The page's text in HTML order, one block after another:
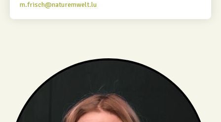
m.frisch@naturemwelt.lu